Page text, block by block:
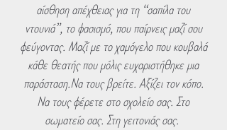
αίσθηση απέχθειας για τη “σαπίλα του
ντουνιά”, το φασισμό, που παίρνεις μαζί σου
φεύγοντας. Μαζί με το χαμόγελο που κουβαλά
κάθε θεατής που μόλις ευχαριστήθηκε μια
παράσταση.Να τους βρείτε. Αξίζει τον κόπο.
Να τους φέρετε στο σχολείο σας. Στο
σωματείο σας. Στη γειτονιάς σας.